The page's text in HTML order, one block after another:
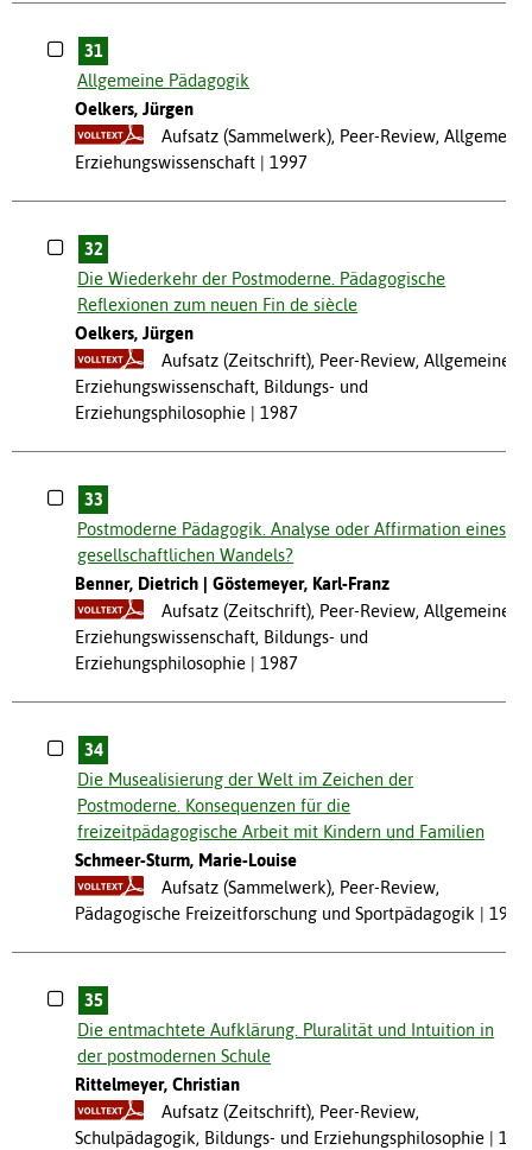
31
Allgemeine Pädagogik
Oelkers, Jürgen
Aufsatz (Sammelwerk), Peer-Review, Allgemeine
Erziehungswissenschaft
1997
32
Die Wiederkehr der Postmoderne. Pädagogische
Reflexionen zum neuen Fin de siècle
Oelkers, Jürgen
Aufsatz (Zeitschrift), Peer-Review, Allgemeine
Erziehungswissenschaft, Bildungs- und
Erziehungsphilosophie
1987
33
Postmoderne Pädagogik. Analyse oder Affirmation eines
gesellschaftlichen Wandels?
Benner, Dietrich
Göstemeyer, Karl-Franz
Aufsatz (Zeitschrift), Peer-Review, Allgemeine
Erziehungswissenschaft, Bildungs- und
Erziehungsphilosophie
1987
34
Die Musealisierung der Welt im Zeichen der
Postmoderne. Konsequenzen für die
freizeitpädagogische Arbeit mit Kindern und Familien
Schmeer-Sturm, Marie-Louise
Aufsatz (Sammelwerk), Peer-Review,
Pädagogische Freizeitforschung und Sportpädagogik
1992
35
Die entmachtete Aufklärung. Pluralität und Intuition in
der postmodernen Schule
Rittelmeyer, Christian
Aufsatz (Zeitschrift), Peer-Review,
Schulpädagogik, Bildungs- und Erziehungsphilosophie